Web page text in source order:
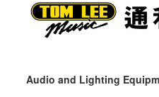
Audio and Lighting